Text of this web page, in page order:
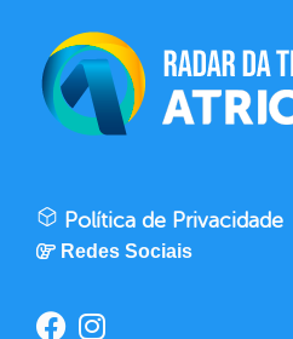
Política de Privacidade
Redes Sociais